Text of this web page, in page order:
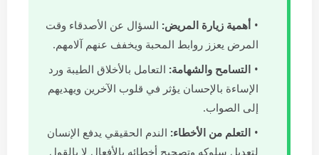
أهمية زيارة المريض: السؤال عن الأصدقاء وقت
المرض يعزز روابط المحبة ويخفف عنهم آلامهم.
التسامح والشهامة: التعامل بالأخلاق الطيبة ورد
الإساءة بالإحسان يؤثر في قلوب الآخرين ويهديهم
إلى الصواب.
التعلم من الأخطاء: الندم الحقيقي يدفع الإنسان
لتعديل سلوكه وتصحيح أخطائه بالأفعال لا بالقول